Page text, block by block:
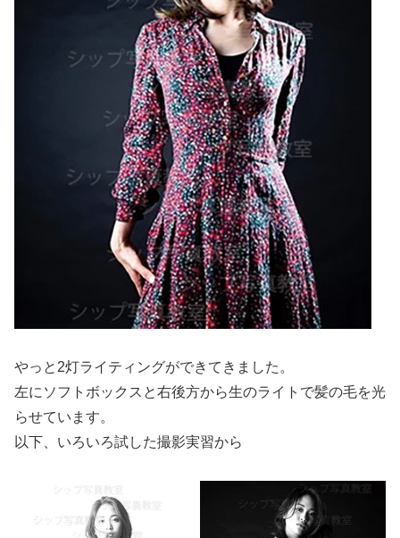
やっと2灯ライティングができてきました。
左にソフトボックスと右後方から生のライトで髪の毛を光
らせています。
以下、いろいろ試した撮影実習から